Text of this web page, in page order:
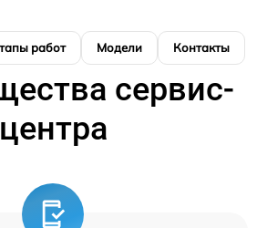
работ Модели Контакты
сервис-
центра